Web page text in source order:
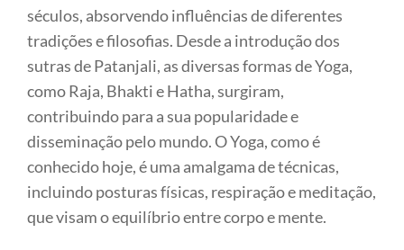
séculos, absorvendo influências de diferentes
tradições e filosofias. Desde a introdução dos
sutras de Patanjali, as diversas formas de Yoga,
como Raja, Bhakti e Hatha, surgiram,
contribuindo para a sua popularidade e
disseminação pelo mundo. O Yoga, como é
conhecido hoje, é uma amalgama de técnicas,
incluindo posturas físicas, respiração e meditação,
que visam o equilíbrio entre corpo e mente.